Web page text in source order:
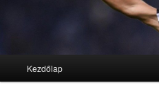
Tovább az elsődleges tartalomra
Tovább a másodlagos tartalomra
Kezdőlap